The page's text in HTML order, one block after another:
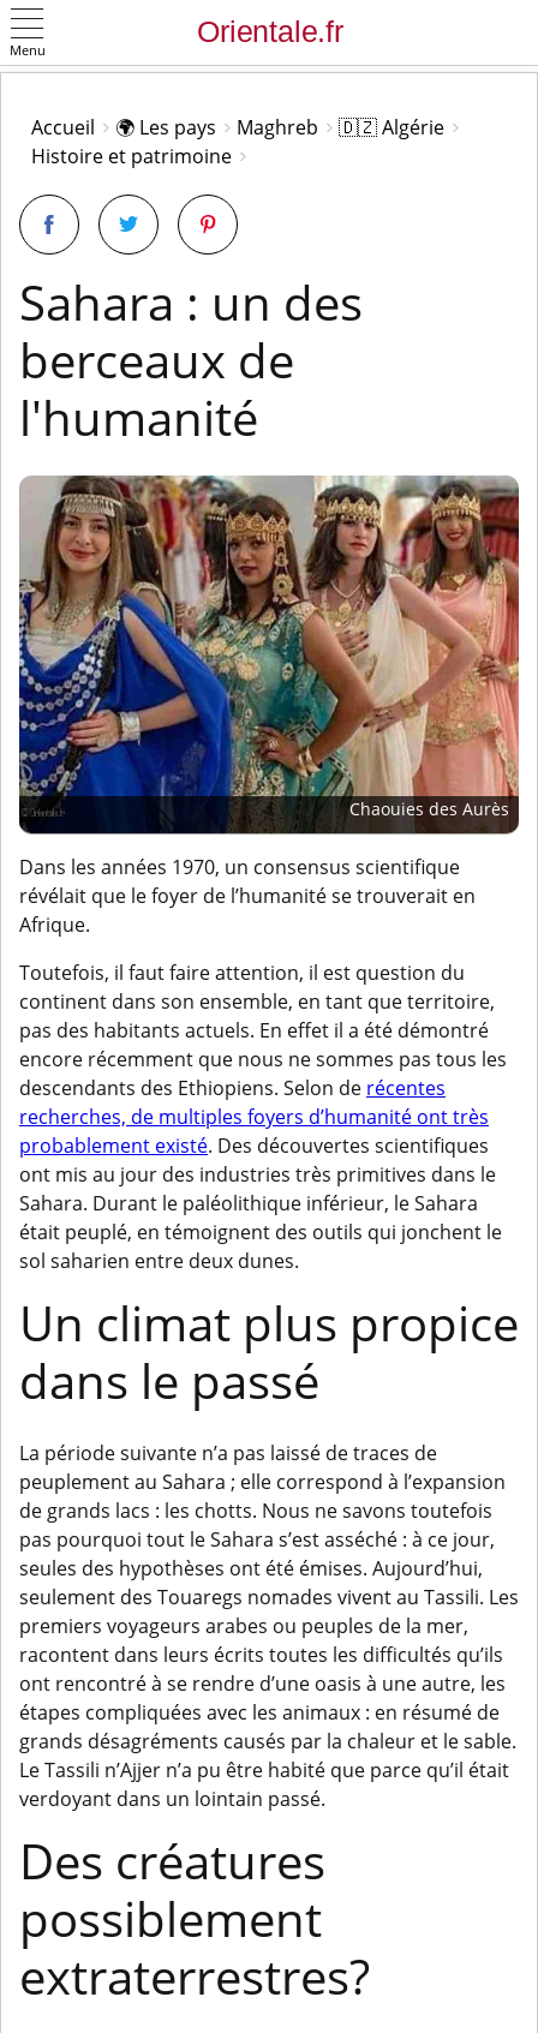
Menu
Accueil 🌍 Les pays Maghreb
🇩🇿 Algérie
Histoire et patrimoine
Sahara : un des
berceaux de
l'humanité
Chaouies des Aurès
Dans les années 1970, un consensus scientifique
révélait que le foyer de l’humanité se trouverait en
Afrique.
Toutefois, il faut faire attention, il est question du
continent dans son ensemble, en tant que territoire,
pas des habitants actuels. En effet il a été démontré
encore récemment que nous ne sommes pas tous les
descendants des Ethiopiens. Selon de récentes
recherches, de multiples foyers d’humanité ont très
probablement existé. Des découvertes scientifiques
ont mis au jour des industries très primitives dans le
Sahara. Durant le paléolithique inférieur, le Sahara
était peuplé, en témoignent des outils qui jonchent le
sol saharien entre deux dunes.
Un climat plus propice
dans le passé
La période suivante n’a pas laissé de traces de
peuplement au Sahara ; elle correspond à l’expansion
de grands lacs : les chotts. Nous ne savons toutefois
pas pourquoi tout le Sahara s’est asséché : à ce jour,
seules des hypothèses ont été émises. Aujourd’hui,
seulement des Touaregs nomades vivent au Tassili. Les
premiers voyageurs arabes ou peuples de la mer,
racontent dans leurs écrits toutes les difficultés qu’ils
ont rencontré à se rendre d’une oasis à une autre, les
étapes compliquées avec les animaux : en résumé de
grands désagréments causés par la chaleur et le sable.
Le Tassili n’Ajjer n’a pu être habité que parce qu’il était
verdoyant dans un lointain passé.
Des créatures
possiblement
extraterrestres?